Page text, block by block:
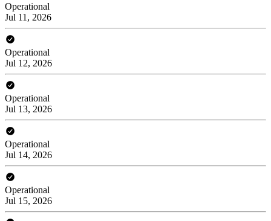
Operational
Jul 11, 2026
Operational
Jul 12, 2026
Operational
Jul 13, 2026
Operational
Jul 14, 2026
Operational
Jul 15, 2026